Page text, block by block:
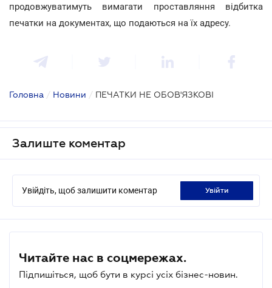
продовжуватимуть вимагати проставляння відбитка
печатки на документах, що подаються на їх адресу.
Головна / Новини / ПЕЧАТКИ НЕ ОБОВ'ЯЗКОВІ
Залиште коментар
Увійдіть, щоб залишити коментар увійти
Читайте нас в соцмережах.
Підпишіться, щоб бути в курсі усіх бізнес-новин.